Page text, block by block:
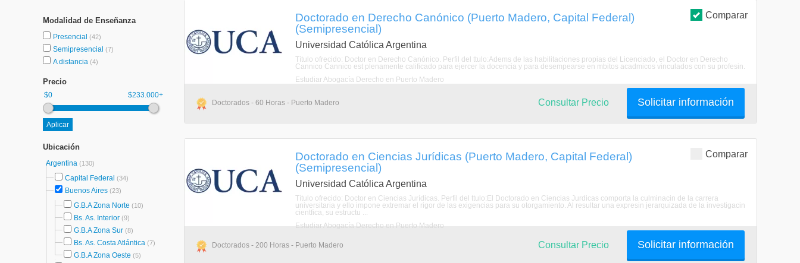
Modalidad de Enseñanza
Presencial (42)
Semipresencial (7)
A distancia (4)
Precio
$0 $233.000+
Ubicación
Argentina (130)
Capital Federal (34)
Buenos Aires (23)
G.B.A Zona Norte (10)
Bs. As. Interior (9)
G.B.A Zona Sur (8)
Bs. As. Costa Atlántica (7)
G.B.A Zona Oeste (5)
Comparar
Doctorado en Derecho Canónico (Puerto Madero, Capital Federal)
(Semipresencial)
Universidad Católica Argentina
Título ofrecido: Doctor en Derecho Canónico. Perfil del ttulo:Adems de las habilitaciones propias del Licenciado, el Doctor en Derecho
Cannico Cannico est plenamente calificado para ejercer la docencia y para desempearse en mbitos acadmicos vinculados con su profesin.
Estudiar Abogacía Derecho en Puerto Madero
Doctorados - 60 Horas - Puerto Madero Solicitar información
Consultar Precio
Comparar
Doctorado en Ciencias Jurídicas (Puerto Madero, Capital Federal)
(Semipresencial)
Universidad Católica Argentina
Título ofrecido: Doctor en Ciencias Jurídicas. Perfil del ttulo:El Doctorado en Ciencias Jurdicas comporta la culminacin de la carrera
universitaria y ello impone extremar el rigor de las exigencias para su otorgamiento. Al resultar una expresin jerarquizada de la investigacin
cientfica, su estructu ...
Estudiar Abogacía Derecho en Puerto Madero
Doctorados - 200 Horas - Puerto Madero Solicitar información
Consultar Precio